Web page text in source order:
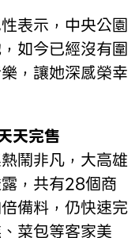
表示，中央公園
如今已經沒有圍
，讓她深感榮幸
天完售
鬧非凡，大高雄
，共有28個商
備料，仍快速完
菜包等客家美